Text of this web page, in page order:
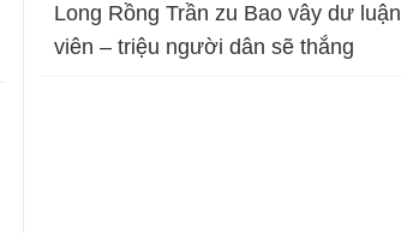
Long Rồng Trần zu Bao vây dư luận
viên – triệu người dân sẽ thắng